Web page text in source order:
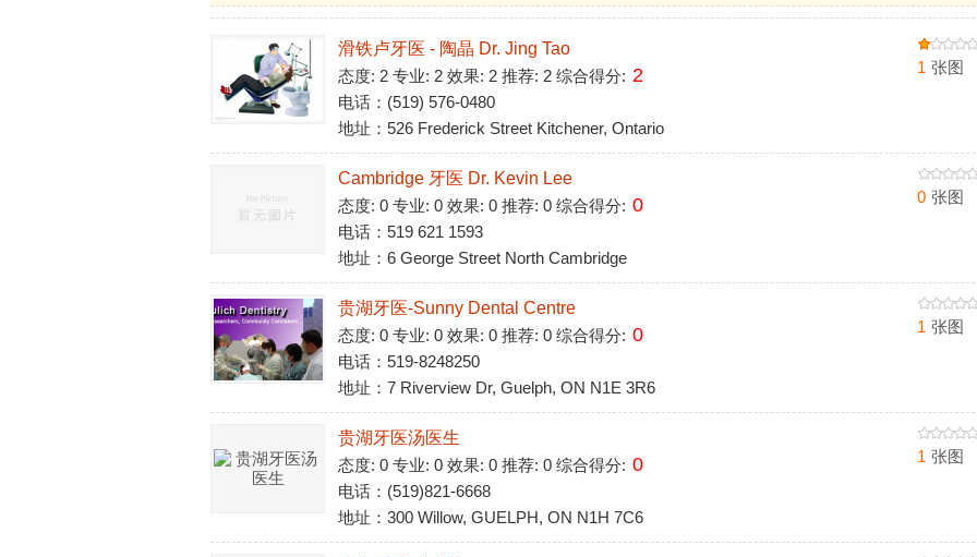
滑铁卢牙医 - 陶晶 Dr. Jing Tao
态度: 2 专业: 2 效果: 2 推荐: 2 综合得分: 2
电话：(519) 576-0480
地址：526 Frederick Street Kitchener, Ontario
1 张图
Cambridge 牙医 Dr. Kevin Lee
态度: 0 专业: 0 效果: 0 推荐: 0 综合得分: 0
电话：519 621 1593
地址：6 George Street North Cambridge
0 张图
贵湖牙医-Sunny Dental Centre
态度: 0 专业: 0 效果: 0 推荐: 0 综合得分: 0
电话：519-8248250
地址：7 Riverview Dr, Guelph, ON N1E 3R6
1 张图
贵湖牙医汤医生
态度: 0 专业: 0 效果: 0 推荐: 0 综合得分: 0
电话：(519)821-6668
地址：300 Willow, GUELPH, ON N1H 7C6
1 张图